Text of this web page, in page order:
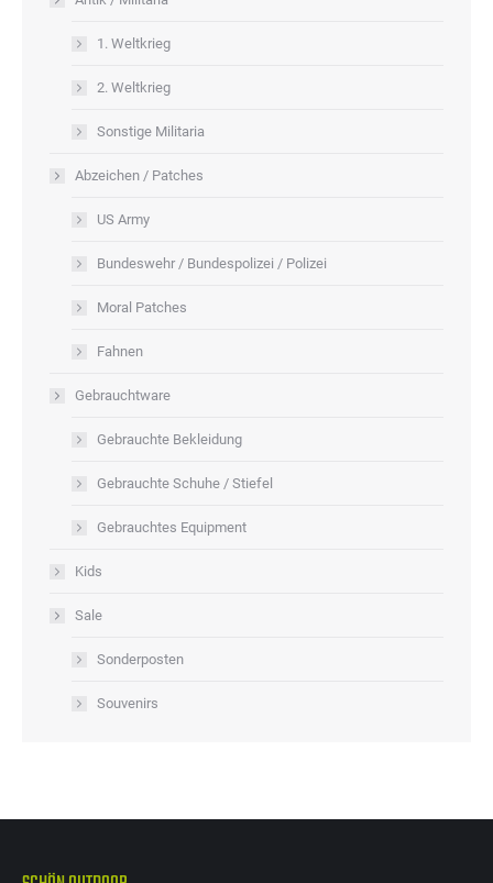
1. Weltkrieg
2. Weltkrieg
Sonstige Militaria
Abzeichen / Patches
US Army
Bundeswehr / Bundespolizei / Polizei
Moral Patches
Fahnen
Gebrauchtware
Gebrauchte Bekleidung
Gebrauchte Schuhe / Stiefel
Gebrauchtes Equipment
Kids
Sale
Sonderposten
Souvenirs